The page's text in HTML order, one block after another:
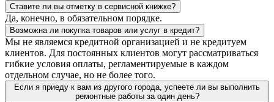
Ставите ли вы отметку в сервисной книжке?
Да, конечно, в обязательном порядке.
Возможна ли покупка товаров или услуг в кредит?
Мы не являемся кредитной организацией и не кредитуем
клиентов. Для постоянных клиентов могут рассматриваться
гибкие условия оплаты, регламентируемые в каждом
отдельном случае, но не более того.
Если я приеду к вам из другого города, успеете ли вы выполнить
ремонтные работы за один день?